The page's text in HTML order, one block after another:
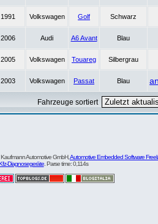
1991 Volkswagen Golf Schwarz
2006 Audi A6 Avant Blau
2005 Volkswagen Touareg Silbergrau
2003 Volkswagen Passat Blau
Fahrzeuge sortiert
Automotive GmbH,Automotive Embedded Software
Diagnosegeräte. Parse time: 0,114s